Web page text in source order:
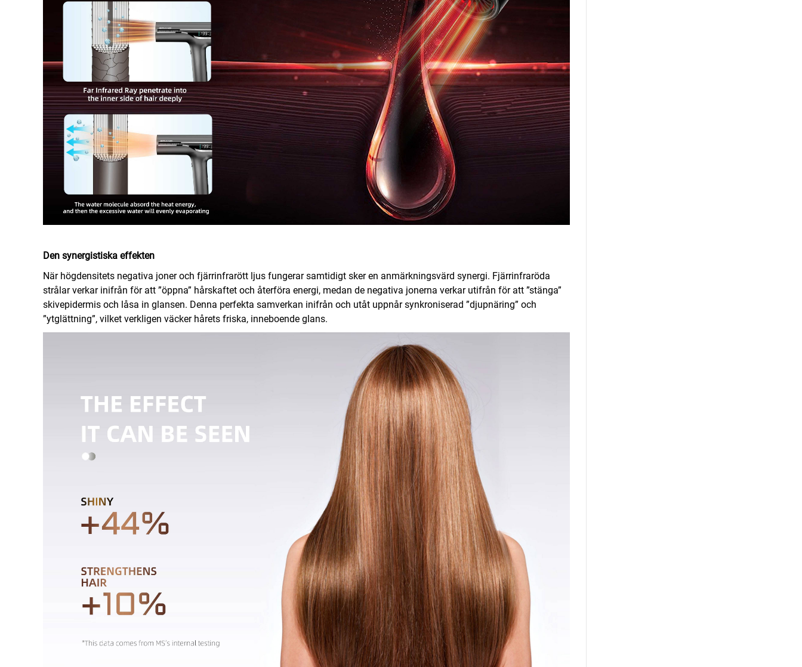
Den synergistiska effekten
När högdensitets negativa joner och fjärrinfrarött ljus fungerar samtidigt sker en anmärkningsvärd synergi. Fjärrinfraröda
strålar verkar inifrån för att ”öppna” hårskaftet och återföra energi, medan de negativa jonerna verkar utifrån för att ”stänga”
skivepidermis och låsa in glansen. Denna perfekta samverkan inifrån och utåt uppnår synkroniserad ”djupnäring” och
”ytglättning”, vilket verkligen väcker hårets friska, inneboende glans.